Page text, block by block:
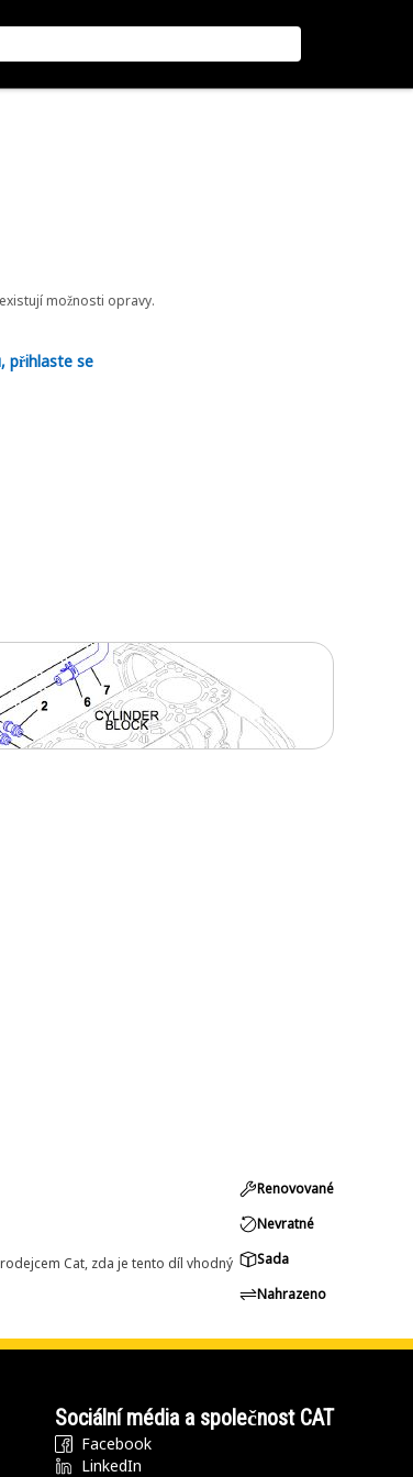
možnosti opravy.
přihlaste se
Cat, zda je tento díl vhodný
Renovované
Nevratné
Sada
Nahrazeno
Sociální média a společnost CAT
Facebook
LinkedIn